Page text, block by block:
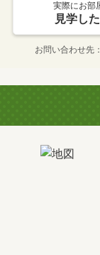
実際にお部
見学し
お問い合わせ先